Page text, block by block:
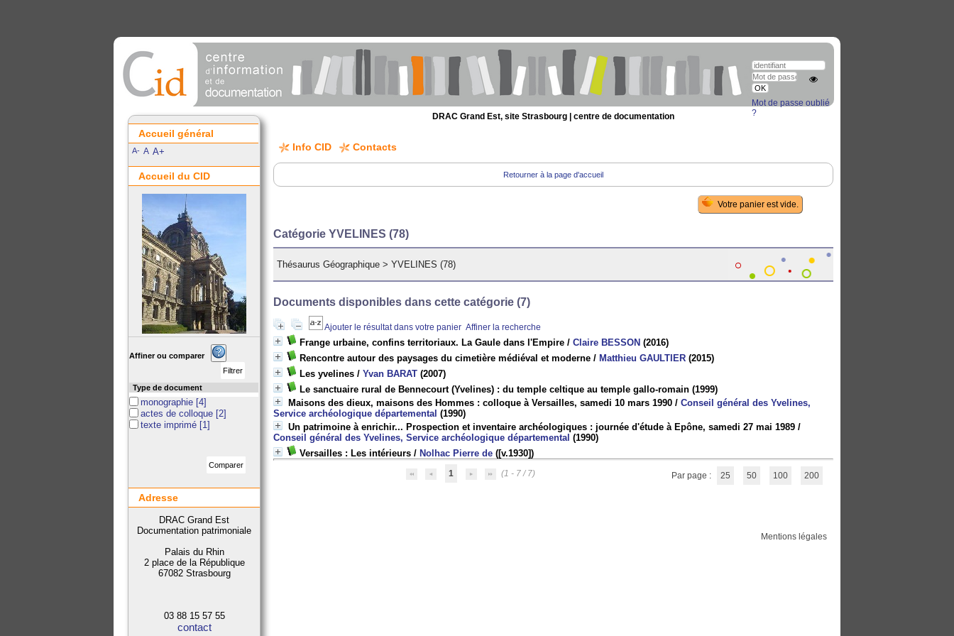
DRAC Grand Est, site Strasbourg | centre de documentation
Info CID Contacts
Retourner à la page d'accueil
Catégorie YVELINES (78)
Thésaurus Géographique >YVELINES (78)
Documents disponibles dans cette catégorie (7)
Ajouter le résultat dans votre panier Affiner la recherche
Frange urbaine, confins territoriaux. La Gaule dans l'Empire /Claire BESSON (2016)
Rencontre autour des paysages du cimetière médiéval et moderne / Matthieu GAULTIER (2015)
Les yvelines /Yvan BARAT (2007)
Le sanctuaire rural de Bennecourt (Yvelines) : du temple celtique au temple gallo-romain (1999)
Maisons des dieux, maisons des Hommes : colloque à Versailles, samedi 10 mars 1990 /Conseil général des Yvelines,
Service archéologique départemental (1990)
Un patrimoine à enrichir... Prospection et inventaire archéologiques : journée d'étude à Epône, samedi 27 mai 1989 /
Conseil général des Yvelines, Service archéologique départemental (1990)
Versailles : Les intérieurs / Nolhac Pierre de ([v.1930])
1 (1 - 7 / 7) Par page : 25 50 100 200
Mentions légales
Accueil général
A- A A+
Accueil du CID
Mot de passe oublié
?
Affiner ou comparer
Type de document
monographie [4]
actes de colloque [2]
texte imprimé [1]
Adresse
DRAC Grand Est
Documentation patrimoniale
Palais du Rhin
2 place de la République
67082 Strasbourg
03 88 15 57 55
contact